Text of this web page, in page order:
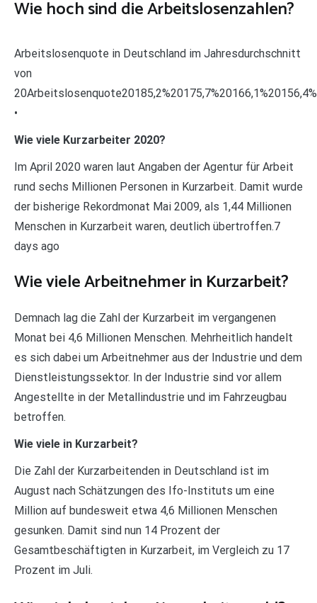
Wie hoch sind die Arbeitslosenzahlen?
Arbeitslosenquote in Deutschland im Jahresdurchschnitt
von
•
Wie viele Kurzarbeiter 2020?
Im April 2020 waren laut Angaben der Agentur für Arbeit
rund sechs Millionen Personen in Kurzarbeit. Damit wurde
der bisherige Rekordmonat Mai 2009, als 1,44 Millionen
Menschen in Kurzarbeit waren, deutlich übertroffen.7
days ago
Wie viele Arbeitnehmer in Kurzarbeit?
Demnach lag die Zahl der Kurzarbeit im vergangenen
Monat bei 4,6 Millionen Menschen. Mehrheitlich handelt
es sich dabei um Arbeitnehmer aus der Industrie und dem
Dienstleistungssektor. In der Industrie sind vor allem
Angestellte in der Metallindustrie und im Fahrzeugbau
betroffen.
Wie viele in Kurzarbeit?
Die Zahl der Kurzarbeitenden in Deutschland ist im
August nach Schätzungen des Ifo-Instituts um eine
Million auf bundesweit etwa 4,6 Millionen Menschen
gesunken. Damit sind nun 14 Prozent der
Gesamtbeschäftigten in Kurzarbeit, im Vergleich zu 17
Prozent im Juli.